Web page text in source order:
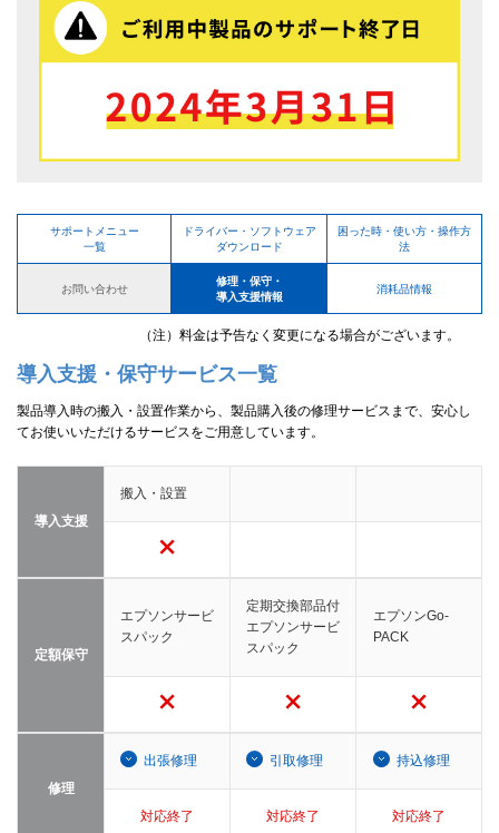
サポートメニュー
一覧
ドライバー・ソフトウェア
ダウンロード
困った時・使い方・操作方
法
お問い合わせ
修理・保守・
導入支援情報
消耗品情報
（注）料金は予告なく変更になる場合がございます。
導入支援・保守サービス一覧
製品導入時の搬入・設置作業から、製品購入後の修理サービスまで、安心し
てお使いいただけるサービスをご用意しています。
導入支援
搬入・設置
定額保守
エプソンサービ
スパック
定期交換部品付
エプソンサービ
スパック
エプソンGo-
PACK
修理
出張修理 引取修理 持込修理
対応終了 対応終了 対応終了